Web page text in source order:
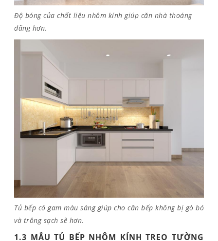
Độ bóng của chất liệu nhôm kính giúp căn nhà thoáng
đãng hơn.
Tủ bếp có gam màu sáng giúp cho căn bếp không bị gò bó
và trông sạch sẽ hơn.
1.3 MẪU TỦ BẾP NHÔM KÍNH TREO TƯỜNG